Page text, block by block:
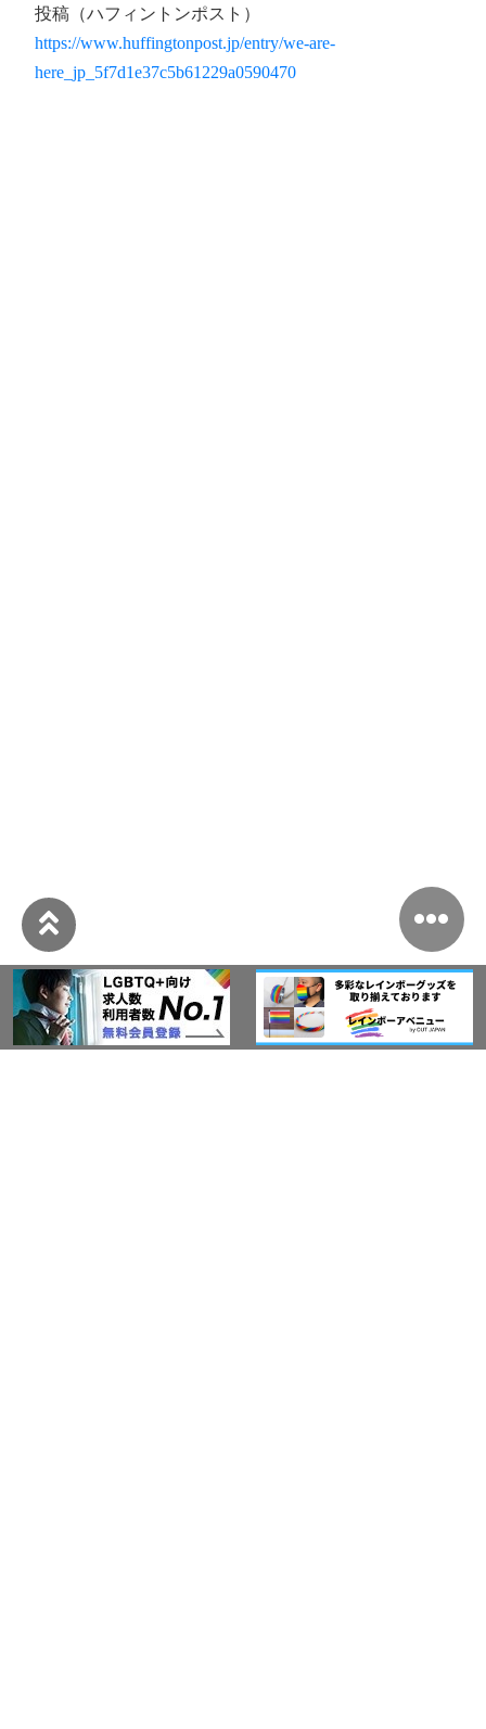
投稿（ハフィントンポスト）
https://www.huffingtonpost.jp/entry/we-are-
here_jp_5f7d1e37c5b61229a0590470